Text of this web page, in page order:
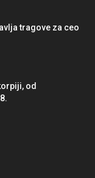
tragove za ceo
od